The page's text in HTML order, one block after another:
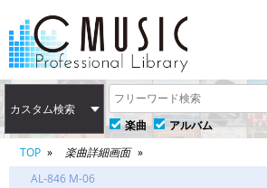
カスタム検索
楽曲
アルバム
TOP
楽曲詳細画面
AL-846 M-06